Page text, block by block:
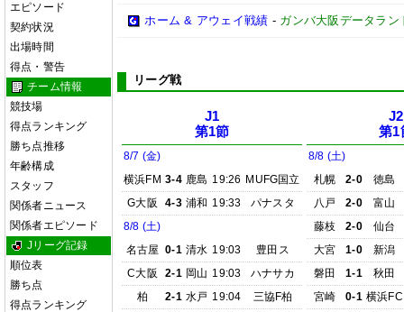
エピソード
契約状況
出場時間
得点・警告
チーム情報
競技場
得点ランキング
勝ち点推移
年齢構成
スタッフ
関係者ニュース
関係者エピソード
Jリーグ記録
順位表
勝ち点
得点ランキング
ホーム & アウェイ戦績 - ガンバ大阪データラ
リーグ戦
J1
第1節
8/7 (金)
横浜FM 3-4 鹿島 19:26 MUFG国立
G大阪
4-3 浦和 19:33
パナスタ
8/8 (土)
名古屋 0-1 清水 19:03
豊田ス
C大阪
2-1 岡山 19:03
ハナサカ
柏
2-1 水戸 19:04
三協F柏
J2
第1
8/8 (土)
札幌
2-0
徳島
八戸
2-0
富山
藤枝
2-0
仙台
大宮
1-0
新潟
磐田
1-1
秋田
宮崎
0-1 横浜FC